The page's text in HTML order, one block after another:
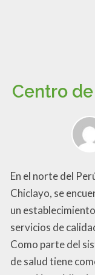
Centro
En el norte del
Chiclayo, se
un
servicios de
Como parte del
de salud tiene